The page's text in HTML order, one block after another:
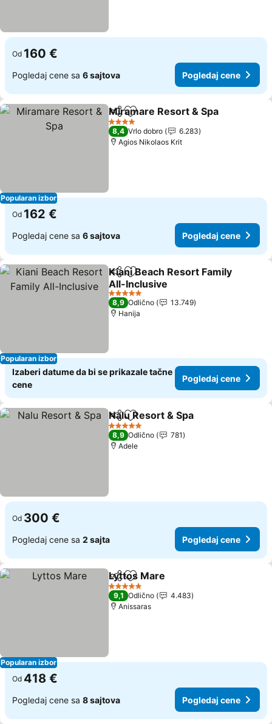
Od 160 €
Pogledaj cene sa 6 sajtova Pogledaj cene
Popularan izbor
Deli Dodati u favorite
Miramare Resort & Spa
4 Zvezdice
8,4 Vrlo dobro
6.283
Agios Nikolaos Krit
Od 162 €
Pogledaj cene sa 6 sajtova Pogledaj cene
Popularan izbor
Deli Dodati u favorite
Kiani Beach Resort Family
All-Inclusive
5 Zvezdice
8,9 Odlično
13.749
Hanija
Izaberi datume da bi se prikazale tačne
cene
Pogledaj cene
Deli Dodati u favorite
Nalu Resort & Spa
5 Zvezdice
8,9 Odlično
781
Adele
Od 300 €
Pogledaj cene sa 2 sajta Pogledaj cene
Popularan izbor
Deli Dodati u favorite
Lyttos Mare
5 Zvezdice
9,1 Odlično
4.483
Anissaras
Od 418 €
Pogledaj cene sa 8 sajtova Pogledaj cene